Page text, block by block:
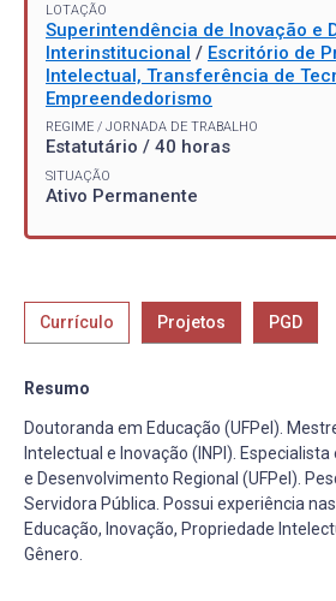
LOTAÇÃO
Superintendência de Inovação e
Interinstitucional / Escritório de
Intelectual, Transferência de
Empreendedorismo
REGIME / JORNADA DE TRABALHO
Estatutário / 40 horas
SITUAÇÃO
Ativo Permanente
Currículo Projetos PGD
Resumo
Doutoranda em Educação (UFPel).
Intelectual e Inovação (INPI).
e Desenvolvimento Regional (UFPel).
Servidora Pública. Possui experiência
Educação, Inovação, Propriedade
Gênero.